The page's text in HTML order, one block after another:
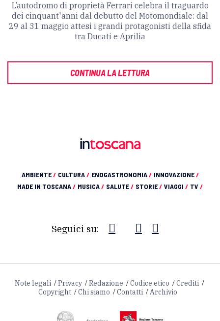
L’autodromo di proprietà Ferrari celebra il traguardo
dei cinquant'anni dal debutto del Motomondiale: dal
29 al 31 maggio attesi i grandi protagonisti della sfida
tra Ducati e Aprilia
CONTINUA LA LETTURA
AMBIENTE/ CULTURA/ ENOGASTRONOMIA/ INNOVAZIONE/
MADE IN TOSCANA/ MUSICA/ SALUTE/ STORIE/ VIAGGI / TV /
Seguici su:
Note legali Privacy Redazione Codice etico
Crediti
Copyright
Chi siamo Contatti Archivio